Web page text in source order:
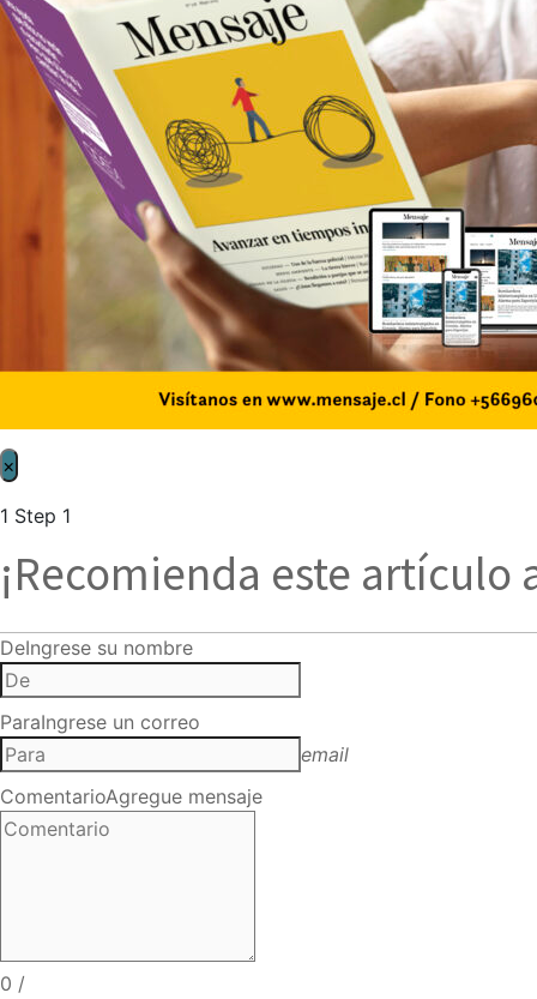
×
1 Step 1
¡Recomienda este artículo
DeIngrese su nombre
ParaIngrese un correo
email
ComentarioAgregue mensaje
0 /